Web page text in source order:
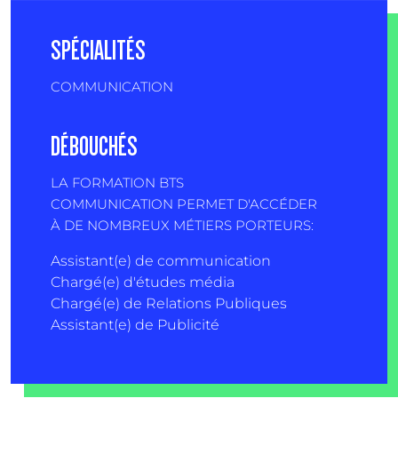
SPÉCIALITÉS
COMMUNICATION
DÉBOUCHÉS
LA FORMATION BTS
COMMUNICATION PERMET D'ACCÉDER
À DE NOMBREUX MÉTIERS PORTEURS:
Assistant(e) de communication
Chargé(e) d'études média
Chargé(e) de Relations Publiques
Assistant(e) de Publicité